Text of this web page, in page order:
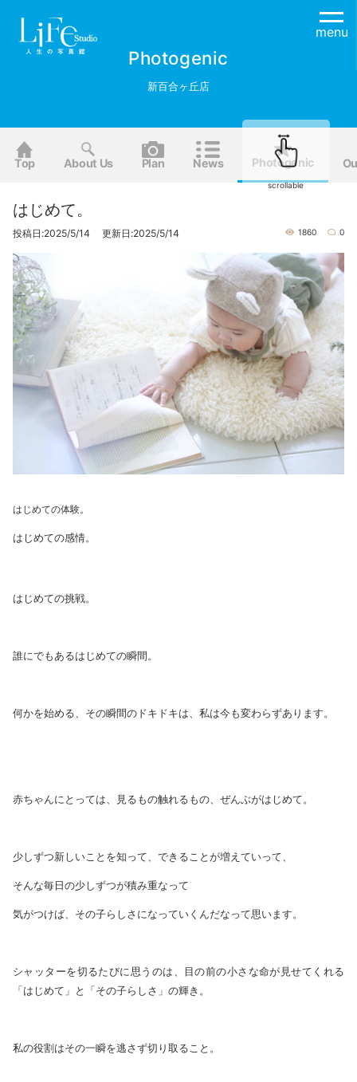
menu
Photogenic
新百合ヶ丘店
Top About Us Plan News Photogenic
scrollable
はじめて。
投稿日:2025/5/14 更新日:2025/5/14 1860 0
はじめての体験。
はじめての感情。
はじめての挑戦。
誰にでもあるはじめての瞬間。
何かを始める、その瞬間のドキドキは、私は今も変わらずあります。
赤ちゃんにとっては、見るもの触れるもの、ぜんぶがはじめて。
少しずつ新しいことを知って、できることが増えていって、
そんな毎日の少しずつが積み重なって
気がつけば、その子らしさになっていくんだなって思います。
シャッターを切るたびに思うのは、目の前の小さな命が見せてくれる
「はじめて」と「その子らしさ」の輝き。
私の役割はその一瞬を逃さず切り取ること。